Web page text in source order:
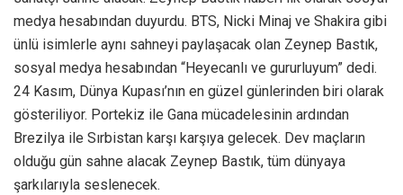
medya hesabından duyurdu. BTS, Nicki Minaj ve Shakira gibi
ünlü isimlerle aynı sahneyi paylaşacak olan Zeynep Bastık,
sosyal medya hesabından “Heyecanlı ve gururluyum” dedi.
24 Kasım, Dünya Kupası’nın en güzel günlerinden biri olarak
gösteriliyor. Portekiz ile Gana mücadelesinin ardından
Brezilya ile Sırbistan karşı karşıya gelecek. Dev maçların
olduğu gün sahne alacak Zeynep Bastık, tüm dünyaya
şarkılarıyla seslenecek.